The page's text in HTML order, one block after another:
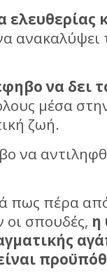
να δει
μέσα
ζωή.
να
πως πέρα
σπουδές, η